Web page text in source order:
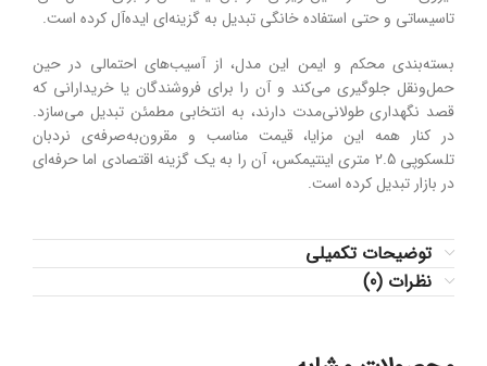
تاسیساتی و حتی استفادهخانگی تبدیل بهگزینه‌ای ایده‌آل کرده است.
بسته‌بندیمحکم و ایمن این مدل، ازآسیب‌های احتمالی در حین
حمل‌ونقل جلوگیری می‌کند وآن را برای فروشندگان یا خریدارانی که
قصد نگهداریطولانی‌مدتدارند، به انتخابیمطمئنتبدیل می‌سازد.
در کنار همه این مزایا،قیمتمناسب ومقرون‌به‌صرفه‌ی نردبان
تلسکوپی2.5 متری اینتیمکس،آن را بهیک گزینه اقتصادی اماحرفه‌ای
در بازار تبدیل کرده است.
توضیحات تکمیلی
نظرات (0)